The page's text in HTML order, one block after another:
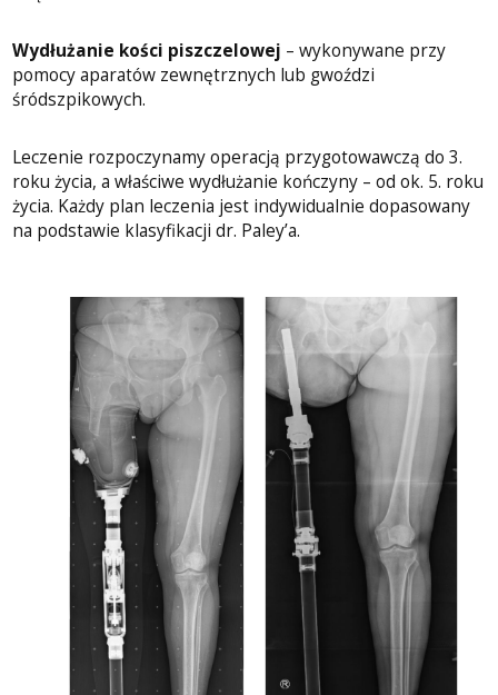
Wydłużanie kości piszczelowej – wykonywane przy
pomocy aparatów zewnętrznych lub gwoździ
śródszpikowych.
Leczenie rozpoczynamy operacją przygotowawczą do 3.
roku życia, a właściwe wydłużanie kończyny – od ok. 5. roku
życia. Każdy plan leczenia jest indywidualnie dopasowany
na podstawie klasyfikacji dr. Paley’a.